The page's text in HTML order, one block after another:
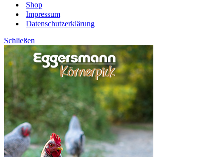
Shop
Impressum
Datenschutzerklärung
Schließen